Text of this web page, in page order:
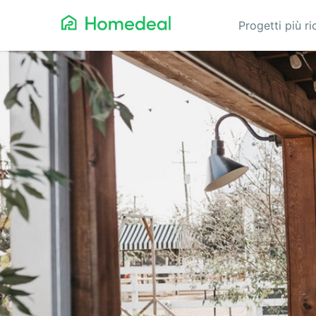
Progetti più
Architetti
Automazione
Bioedilizia
Condizionatori
Domotica
Edilizia
Elettricisti